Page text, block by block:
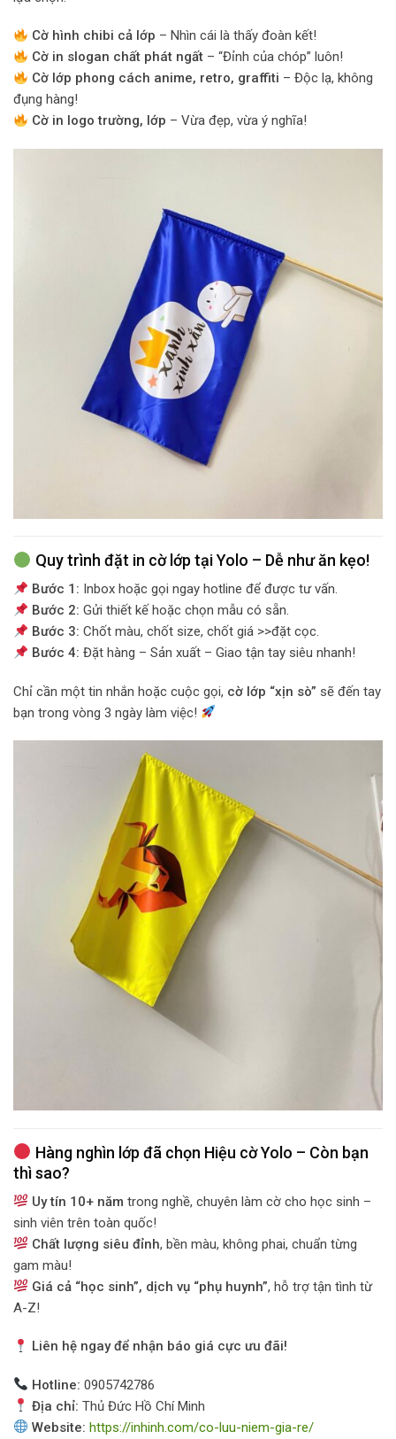
Cờ hình chibi cả lớp – Nhìn cái là thấy đoàn kết!
Cờ in slogan chất phát ngất – “Đỉnh của chóp” luôn!
Cờ lớp phong cách anime, retro, graffiti – Độc lạ, không
đụng hàng!
Cờ in logo trường, lớp – Vừa đẹp, vừa ý nghĩa!
Quy trình đặt in cờ lớp tại Yolo – Dễ như ăn kẹo!
Bước 1: Inbox hoặc gọi ngay hotline để được tư vấn.
Bước 2: Gửi thiết kế hoặc chọn mẫu có sẵn.
Bước 3: Chốt màu, chốt size, chốt giá >>đặt cọc.
Bước 4: Đặt hàng – Sản xuất – Giao tận tay siêu nhanh!
Chỉ cần một tin nhắn hoặc cuộc gọi, cờ lớp “xịn sò” sẽ đến tay
bạn trong vòng 3 ngày làm việc!
Hàng nghìn lớp đã chọn Hiệu cờ Yolo – Còn bạn
thì sao?
Uy tín 10+ năm trong nghề, chuyên làm cờ cho học sinh –
sinh viên trên toàn quốc!
Chất lượng siêu đỉnh, bền màu, không phai, chuẩn từng
gam màu!
Giá cả “học sinh”, dịch vụ “phụ huynh”, hỗ trợ tận tình từ
A-Z!
Liên hệ ngay để nhận báo giá cực ưu đãi!
Hotline: 0905742786
Địa chỉ: Thủ Đức Hồ Chí Minh
Website: https://inhinh.com/co-luu-niem-gia-re/